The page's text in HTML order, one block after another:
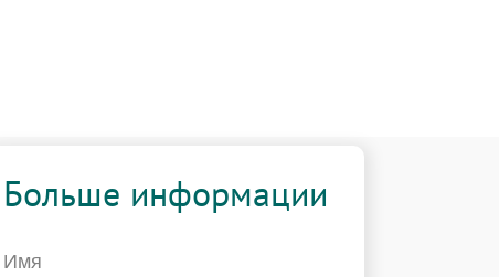
Больше информации